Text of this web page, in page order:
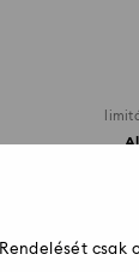
7
Rendelését csak